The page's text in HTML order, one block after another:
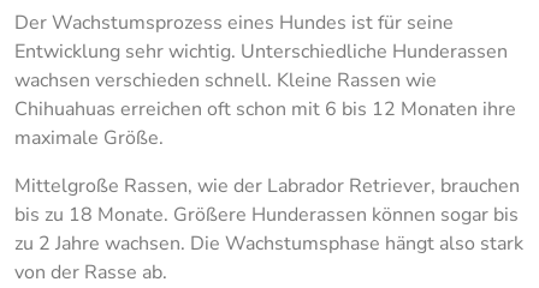
Der Wachstumsprozess eines Hundes ist für seine
Entwicklung sehr wichtig. Unterschiedliche Hunderassen
wachsen verschieden schnell. Kleine Rassen wie
Chihuahuas erreichen oft schon mit 6 bis 12 Monaten ihre
maximale Größe.
Mittelgroße Rassen, wie der Labrador Retriever, brauchen
bis zu 18 Monate. Größere Hunderassen können sogar bis
zu 2 Jahre wachsen. Die Wachstumsphase hängt also stark
von der Rasse ab.